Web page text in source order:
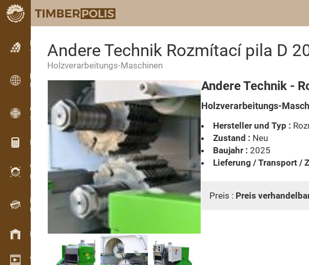
Kleinanzeigen
Textanzeigen
Kleinanzeigen
Internationale Anzeigen
OPTI-TIMB
Schnittbilder
Holz-Rechner
WoodProfi
Holzvolumen mit KI
Registriergerät
Holzbestandsaufnahme im Gelände
Bestandsmanagement
Video Showroom
Andere Technik Rozmítací pila D
Holzverarbeitungs-Maschinen
Andere Technik -
Holzverarbeitungs-
Hersteller und Typ :
Zustand : Neu
Baujahr : 2025
Lieferung / Transport /
Preis : Preis